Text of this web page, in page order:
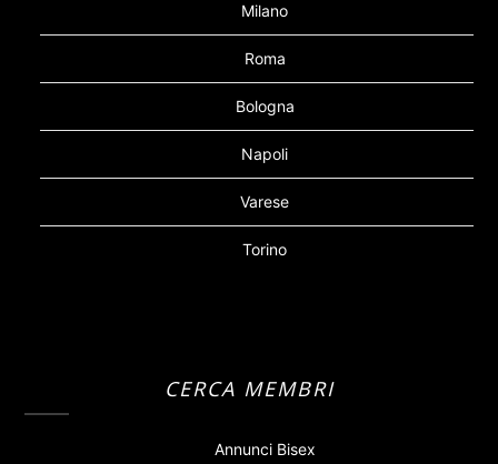
Milano
Roma
Bologna
Napoli
Varese
Torino
CERCA MEMBRI
Annunci Bisex